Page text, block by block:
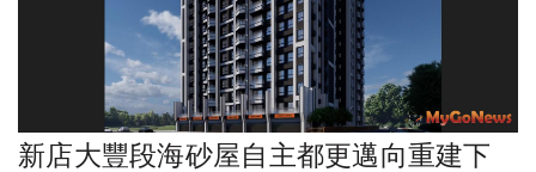
新店大豐段海砂屋自主都更邁向重建下